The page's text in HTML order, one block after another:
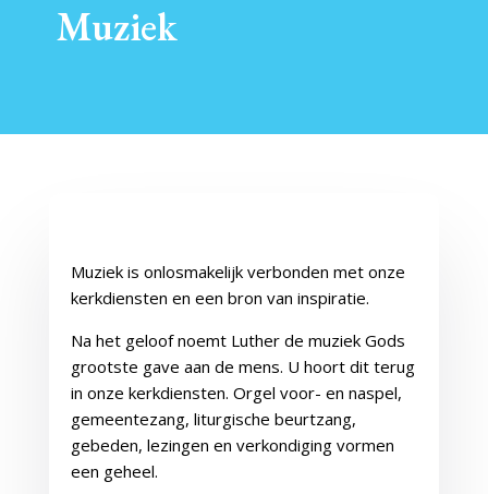
Muziek
Muziek is onlosmakelijk verbonden met onze
kerkdiensten en een bron van inspiratie.
Na het geloof noemt Luther de muziek Gods
grootste gave aan de mens. U hoort dit terug
in onze kerkdiensten. Orgel voor- en naspel,
gemeentezang, liturgische beurtzang,
gebeden, lezingen en verkondiging vormen
een geheel.